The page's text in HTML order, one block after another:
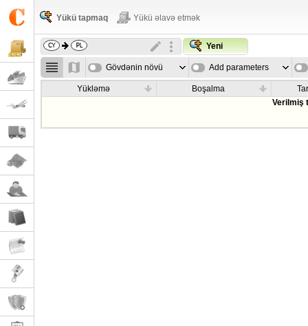
Yükü tapmaq Yükü əlavə etmək
Yeni
Gövdənin növü Add parameters
Yükləmə Boşalma
Verilmiş